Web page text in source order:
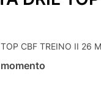
CBF TREINO II 26